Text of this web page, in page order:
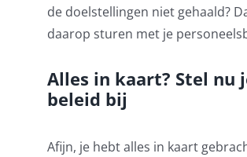
de doelstellingen niet gehaald?
daarop sturen met je
Alles in kaart? Stel nu
beleid bij
Afijn, je hebt alles in kaart